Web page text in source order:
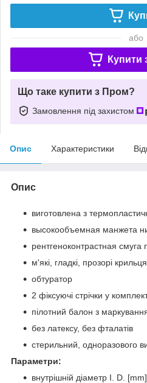
або
Купити
Що таке купити з Пром?
Замовлення під захистом
Опис Характеристики
Опис
виготовлена з
высокообъемная манжета
рентгеноконтрастная смуга
м'які, гладкі, прозорі
обтуратор
2 фіксуючі стрічки у
пілотний балон з
без латексу, без фталатів
стерильний, одноразового
Параметри:
внутрішній діаметр I. D.